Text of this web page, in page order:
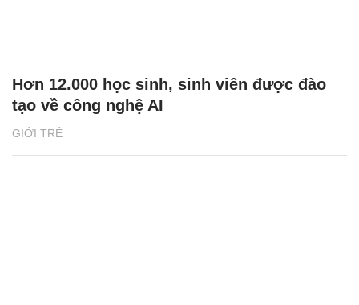
GIỚI TRẺ
Hơn 12.000 học sinh, sinh viên được đào
tạo về công nghệ AI